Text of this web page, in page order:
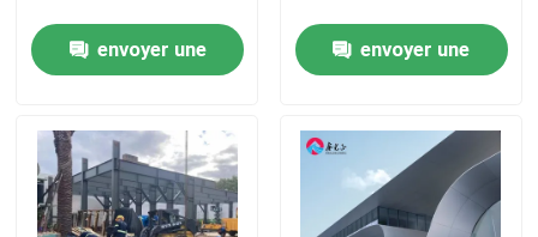
À propos de nous
Contrôle de la qualité
envoyer une envoyer une